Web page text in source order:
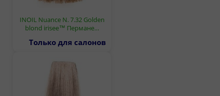
INOIL Nuance N. 7.32 Golden
blond irisee™ Пермане…
Только для салонов